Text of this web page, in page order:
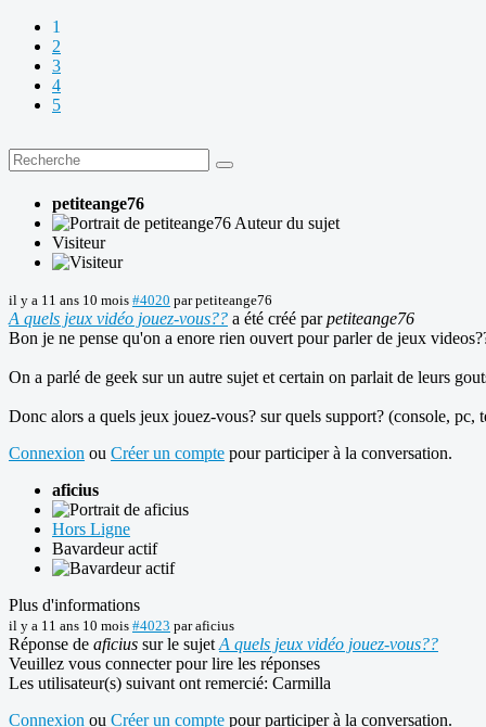
1
2
3
4
5
petiteange76
Auteur du sujet
Visiteur
il y a 11 ans 10 mois #4020 parpetiteange76
A quels jeux vidéo jouez-vous?? a été créé parpetiteange76
Bon je ne pense qu'on a enore rien ouvert pour parler de jeux
On a parlé de geek sur un autre sujet et certain on parlait de leurs
Donc alors a quels jeux jouez-vous? sur quels support? (console, pc,
Connexion ou Créer un compte pour participer à la conversation.
aficius
Hors Ligne
Bavardeur actif
Plus d'informations
il y a 11 ans 10 mois #4023 paraficius
Réponse de aficius sur le sujet A quels jeux vidéo jouez-vous??
Veuillez vous connecter pour lire les réponses
Les utilisateur(s) suivant ont remercié: Carmilla
Connexion ou Créer un compte pour participer à la conversation.